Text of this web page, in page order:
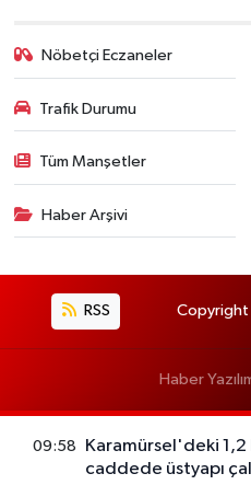
Nöbetçi Eczaneler
Trafik Durumu
Tüm Manşetler
Haber Arşivi
RSS Copyright
Haber
09:58
Karamürsel'deki
caddede üstyapı